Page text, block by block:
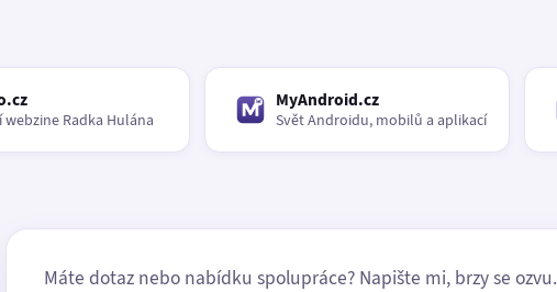
webzine Radka Hulána
MyAndroid.cz
Svět Androidu, mobilů a aplikací
Máte dotaz nebo nabídku spolupráce? Napište mi, brzy se ozvu.